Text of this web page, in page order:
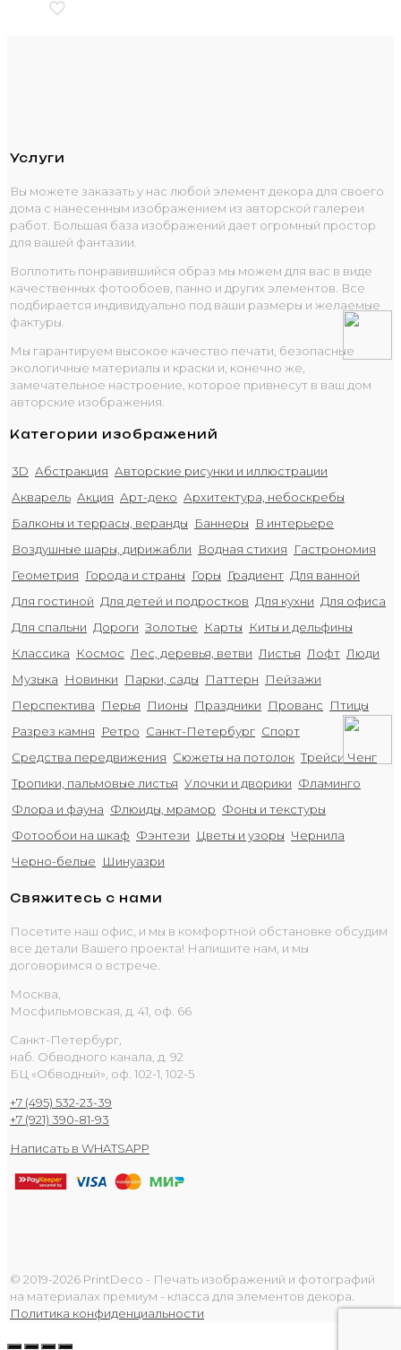
Услуги
Вы можете заказать у нас любой элемент декора для своего
дома с нанесенным изображением из авторской галереи
работ. Большая база изображений дает огромный простор
для вашей фантазии.
Воплотить понравившийся образ мы можем для вас в виде
качественных фотообоев, панно и других элементов. Все
подбирается индивидуально под ваши размеры и желаемые
фактуры.
Мы гарантируем высокое качество печати, безопасные
экологичные материалы и краски и, конечно же,
замечательное настроение, которое привнесут в ваш дом
авторские изображения.
Категории изображений
3D Абстракция Авторские рисунки и иллюстрации
Акварель Акция Арт-деко Архитектура, небоскребы
Балконы и террасы, веранды
Баннеры
В интерьере
Воздушные шары, дирижабли
Водная стихия
Гастрономия
Геометрия
Города и страны Горы Градиент Для ванной
Для гостиной Для детей и подростков Для кухни Для офиса
Для спальни Дороги Золотые Карты
Киты и дельфины
Классика
Космос Лес, деревья, ветви Листья Лофт Люди
Музыка
Новинки Парки, сады Паттерн
Пейзажи
Перспектива
Перья Пионы Праздники Прованс
Птицы
Разрез камня
Ретро Санкт-Петербург Спорт
Средства передвижения Сюжеты на потолок Трейси Ченг
Тропики, пальмовые листья Улочки и дворики Фламинго
Флора и фауна Флюиды, мрамор Фоны и текстуры
Фотообои на шкаф Фэнтези Цветы и узоры Чернила
Черно-белые
Шинуазри
Свяжитесь с нами
Посетите наш офис, и мы в комфортной обстановке обсудим
все детали Вашего проекта! Напишите нам, и мы
договоримся о встрече.
Москва,
Мосфильмовская, д. 41, оф. 66
Санкт-Петербург,
наб. Обводного канала, д. 92
БЦ «Обводный», оф. 102-1, 102-5
+7 (495) 532-23-39
+7 (921) 390-81-93
Написать в WHATSAPP
© 2019-2026 PrintDeco - Печать изображений и фотографий
на материалах премиум - класса для элементов декора.
Политика конфиденциальности